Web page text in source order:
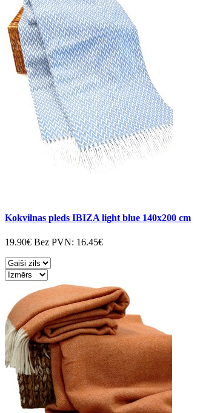
Kokvilnas pleds IBIZA light blue 140x200 cm
19.90€ Bez PVN: 16.45€